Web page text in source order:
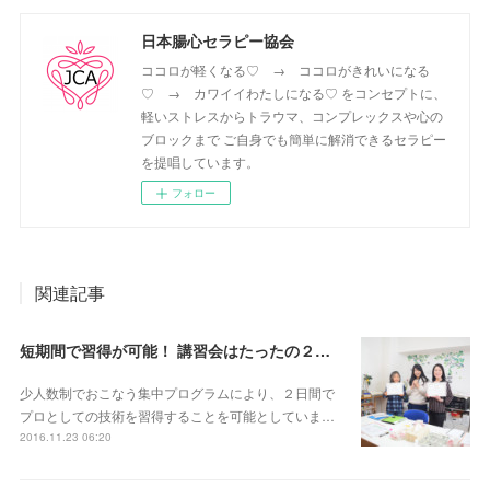
日本腸心セラピー協会
ココロが軽くなる♡ → ココロがきれいになる
♡ → カワイイわたしになる♡ をコンセプトに、
軽いストレスからトラウマ、コンプレックスや心の
ブロックまで ご自身でも簡単に解消できるセラピー
を提唱しています。
フォロー
関連記事
短期間で習得が可能！ 講習会はたったの２回のみ♡
少人数制でおこなう集中プログラムにより、２日間で
プロとしての技術を習得することを可能としていま…
2016.11.23 06:20